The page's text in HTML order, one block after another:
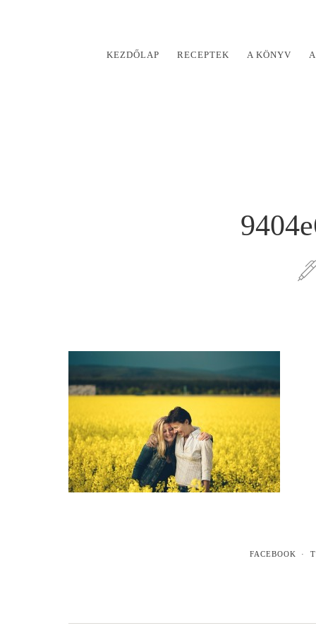
KEZDŐLAP RECEPTEK A KÖNYV
FACEBOOK